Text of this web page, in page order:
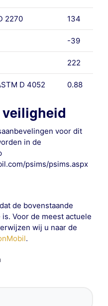
2270 134
-39
222
D 4052 0.88
voor dit
in de
psims/psims.aspx
de bovenstaande
Voor de meest actuele
wij u naar de
.